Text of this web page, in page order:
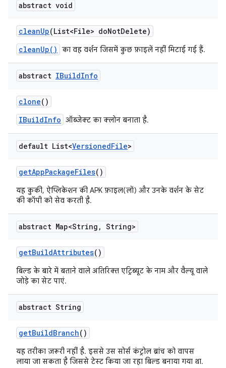
abstract void
cleanUp(List<File> doNotDelete)
cleanUp()
का वह वर्शन जिसमें कुछ फ़ाइलें नहीं मिटाई गई हैं.
abstract IBuildInfo
clone()
IBuildInfo ऑब्जेक्ट का क्लोन बनाता है.
default List<VersionedFile>
getAppPackageFiles()
यह कुकी, ऐप्लिकेशन की APK फ़ाइल(लों) और उनके वर्शन के सेट
की कॉपी को सेव करती है.
abstract Map<String , String>
getBuildAttributes()
बिल्ड के बारे में बताने वाले अतिरिक्त एट्रिब्यूट के नाम और वैल्यू वाले
जोड़े का सेट पाएं.
abstract String
getBuildBranch()
यह तरीका ज़रूरी नहीं है. इससे उस सोर्स कंट्रोल ब्रांच को वापस
लाया जा सकता है जिससे टेस्ट किया जा रहा बिल्ड बनाया गया था.